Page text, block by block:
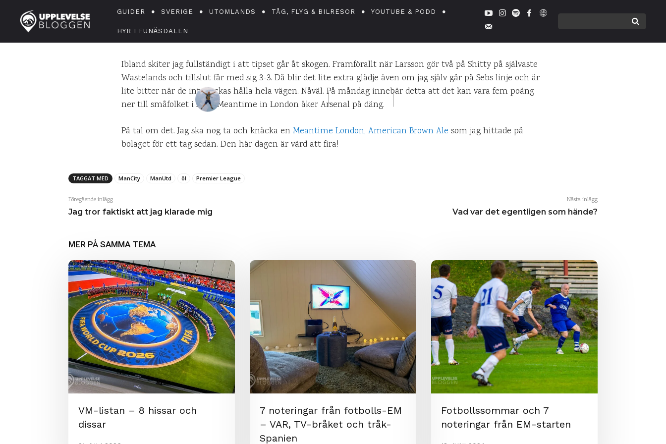
GUIDER SVERIGE UTOMLANDS TÅG, FLYG & BILRESOR YOUTUBE & PODD
HYR I FUNÄSDALEN
tecken
DANIEL PÅ UPPLEVELSEBLOGGEN 31 MARS 2012
Ibland skiter jag fullständigt i att tipset går åt skogen. Framförallt när Larsson gör två på Shitty på självaste
Wastelands och tillslut får med sig 3-3. Då blir det lite extra glädje även om jag själv går på Sebs linje och är
lite bitter när de inte lyckas hålla hela vägen. Nåväl. På måndag innebär detta att det kan vara fem poäng
ner till småfolket i stan. Meantime in London åker Arsenal på däng.
På tal om det. Jag ska nog ta och knäcka en Meantime London, American Brown Ale som jag hittade på
bolaget för ett tag sedan. Den här dagen är värd att fira!
TAGGAT MED ManCity ManUtd öl Premier League
Föregående inlägg
Jag tror faktiskt att jag klarade mig
Nästa inlägg
Vad var det egentligen som hände?
MER PÅ SAMMA TEMA
VM-listan – 8 hissar och
dissar
7 noteringar från fotbolls-EM
– VAR, TV-bråket och tråk-
Spanien
Fotbollssommar och 7
noteringar från EM-starten